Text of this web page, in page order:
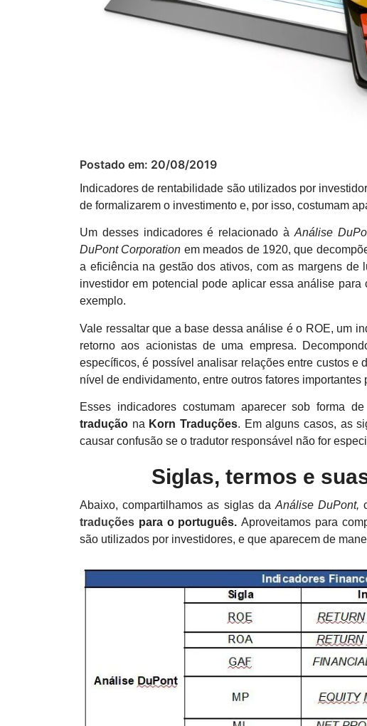
Postado em: 20/08/2019
Indicadores de rentabilidade são utilizados por
de formalizarem o investimento e, por isso, costumam
Um desses indicadores é relacionado à Análise
DuPont Corporation em meados de 1920, que
a eficiência na gestão dos ativos, com as margens
investidor em potencial pode aplicar essa análise
exemplo.
Vale ressaltar que a base dessa análise é o ROE, um
retorno aos acionistas de uma empresa.
específicos, é possível analisar relações entre custos e
nível de endividamento, entre outros fatores
Esses indicadores costumam aparecer sob forma
tradução na Korn Traduções. Em alguns casos, as
causar confusão se o tradutor responsável não for
Siglas, termos e
Abaixo, compartilhamos as siglas da Análise DuPont,
traduções para o português.Aproveitamos para
são utilizados por investidores, e que aparecem de